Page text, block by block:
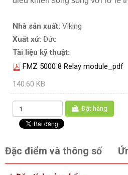
Nhà sản xuất: Viking
Xuất xứ: Đức
Tài liệu kỹ thuật:
FMZ 5000 8 Relay module_pdf
140.60 KB
Đặt hàng
Đặc điểm và thông số